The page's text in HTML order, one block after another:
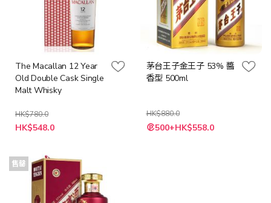
The Macallan 12 Year
Old Double Cask Single
Malt Whisky
HK$780.0
特
殊
HK$548.0
茅台王子金王子 53% 醬
香型 500ml
HK$880.0
特
殊 500+HK$558.0
售罄